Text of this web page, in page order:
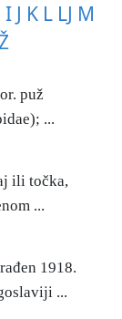
I J K L LJ M
puž
...
ili točka,
...
1918.
...